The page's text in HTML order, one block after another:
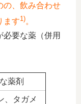
の、飲み合わせ
ます1)。
必要な薬（併用
薬剤
、タガメ